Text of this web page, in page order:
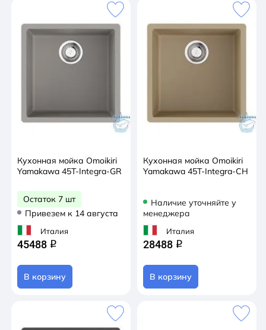
Кухонная мойка Omoikiri
Yamakawa 45T-Integra-GR
Остаток 7 шт
Привезем к 14 августа
Италия
45488 q
В корзину
Кухонная мойка Omoikiri
Yamakawa 45T-Integra-CH
Наличие уточняйте у
менеджера
Италия
28488 q
В корзину